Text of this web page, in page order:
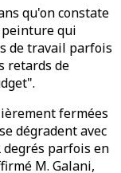
qu'on constate
peinture qui
de travail parfois
retards de
fermées
dégradent avec
parfois en
M. Galani,